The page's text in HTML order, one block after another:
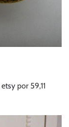
etsy por 59,11